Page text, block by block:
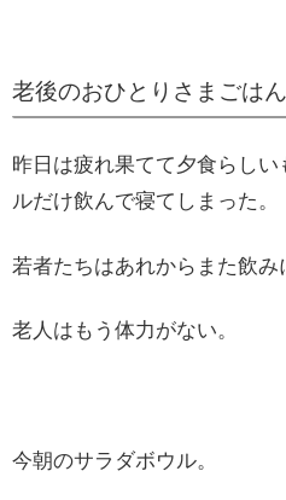
老後のおひとりさまごはん
昨日は疲れ果てて夕食らし
ルだけ飲んで寝てしまった。
若者たちはあれからまた飲み
老人はもう体力がない。
今朝のサラダボウル。